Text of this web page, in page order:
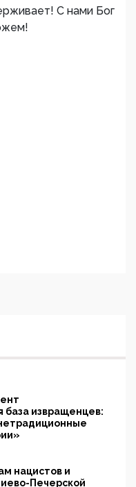
С нами Бог
база извращенцев:
нацистов и
Печерской